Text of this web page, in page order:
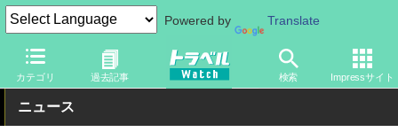
Powered by Translate
カテゴリ 過去記事 検索 Impressサイト
トラベル Watch 地域 海外旅行 台湾
ニュース